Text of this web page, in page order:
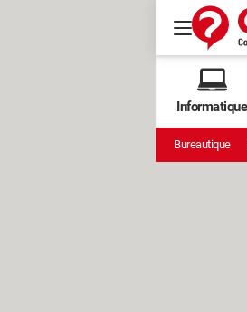
Informatique
Bureautique